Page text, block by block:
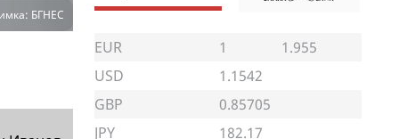
БГНЕС
EUR 1
1.955
USD
1.1542
GBP
0.85705
JPY
182.17